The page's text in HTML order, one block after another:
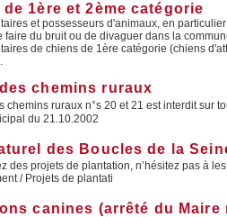
1ère et 2ème catégorie
et possesseurs d'animaux, en
faire du bruit ou de divaguer dans la
de chiens de 1ère catégorie (chiens
chemins ruraux
chemins ruraux n°s 20 et 21 est interdit sur
du 21.10.2002
des Boucles de la
des projets de plantation, n’hésitez pas à
/ Projets de plantati
canines (arrêté du Maire